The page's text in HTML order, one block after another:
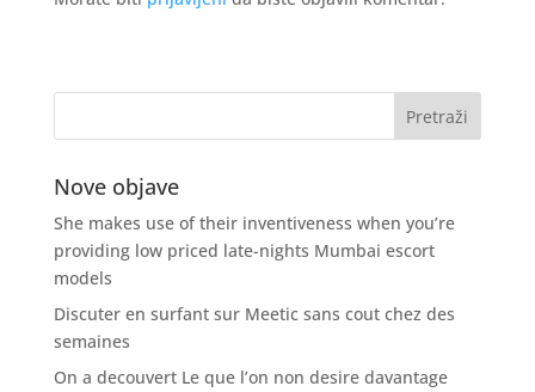
Nove objave
She makes use of their inventiveness when you’re
providing low priced late-nights Mumbai escort
models
Discuter en surfant sur Meetic sans cout chez des
semaines
On a decouvert Le que l’on non desire davantage